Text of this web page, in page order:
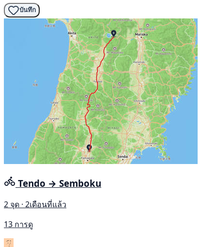
บันทึก
Tendo → Semboku
2 จุด · 2เดือนที่แล้ว
13 การดู